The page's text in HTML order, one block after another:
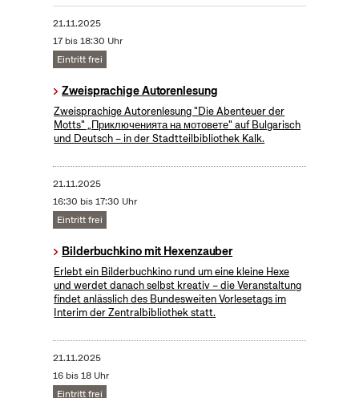
21.11.2025
17 bis 18:30 Uhr
Eintritt frei
Zweisprachige Autorenlesung
Zweisprachige Autorenlesung "Die Abenteuer der
Motts" „Приключенията на мотовете" auf Bulgarisch
und Deutsch – in der Stadtteilbibliothek Kalk.
21.11.2025
16:30 bis 17:30 Uhr
Eintritt frei
Bilderbuchkino mit Hexenzauber
Erlebt ein Bilderbuchkino rund um eine kleine Hexe
und werdet danach selbst kreativ – die Veranstaltung
findet anlässlich des Bundesweiten Vorlesetags im
Interim der Zentralbibliothek statt.
21.11.2025
16 bis 18 Uhr
Eintritt frei